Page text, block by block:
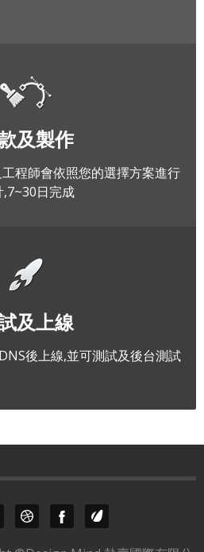
及製作
程師會依照您的選擇方案進行
,7~30日完成
及上線
後上線,並可測試及後台測試